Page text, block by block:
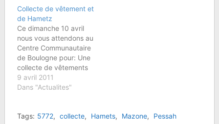
Collecte de vêtement et
de Hametz
Ce dimanche 10 avril
nous vous attendons au
Centre Communautaire
de Boulogne pour: Une
collecte de vêtements
organisée par KOUPAT
HAIR de 10h à 17h
78/82, rue du point du
9 avril 2011
Dans "Actualites"
Tags: 5772, collecte, Hamets, Mazone, Pessah